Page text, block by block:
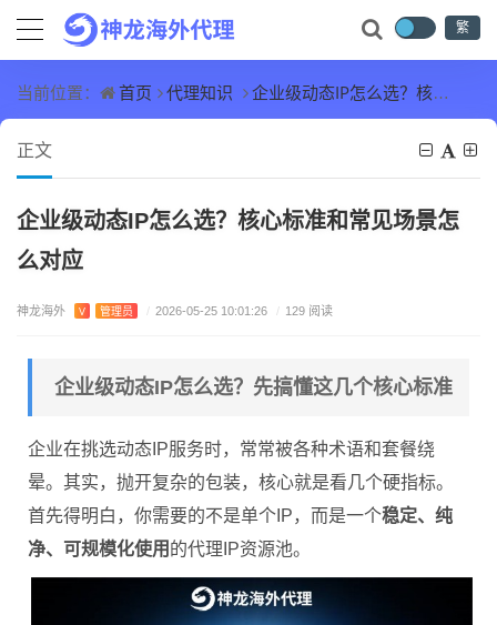
繁
当前位置： 首页 代理知识 企业级动态IP怎么选？核心标准和常见场景怎么对应
正文
企业级动态IP怎么选？核心标准和常见场景怎
么对应
神龙海外 V 管理员 / 2026-05-25 10:01:26 / 129 阅读
企业级动态IP怎么选？先搞懂这几个核心标准
企业在挑选动态IP服务时，常常被各种术语和套餐绕
晕。其实，抛开复杂的包装，核心就是看几个硬指标。
首先得明白，你需要的不是单个IP，而是一个稳定、纯
净、可规模化使用 的代理IP资源池。